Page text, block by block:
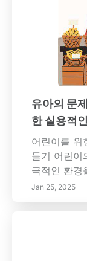
관행을 구
위한 전략
간의 협력
한 삶을 향
여하여 사
것의 장기
환경에서
적인 전략
문적 및 사
여가 되는
학습의 즐
육 환경을
유아의 문
한 실용적
어린이를 위
들기 어린이
극적인 환경
하십시오.
해 독립성을
시하십시오
있다는 것
과 공감을
을 배우십
Jan 25, 2025